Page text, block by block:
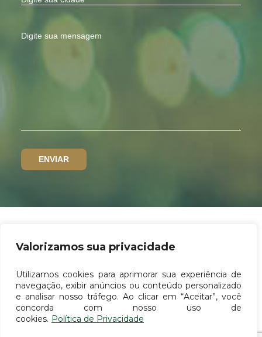
Valorizamos sua privacidade
Utilizamos cookies para aprimorar sua experiência de
navegação, exibir anúncios ou conteúdo personalizado
e analisar nosso tráfego. Ao clicar em “Aceitar”, você
concorda com nosso uso de
cookies. Política de Privacidade
Política de privacidade
Canal de denúncias
Termos de uso